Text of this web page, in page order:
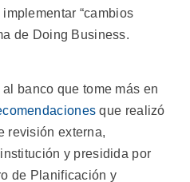
“cambios
de Doing Business.
banco que tome más en
que realizó
revisión externa,
y presidida por
de Planificación y